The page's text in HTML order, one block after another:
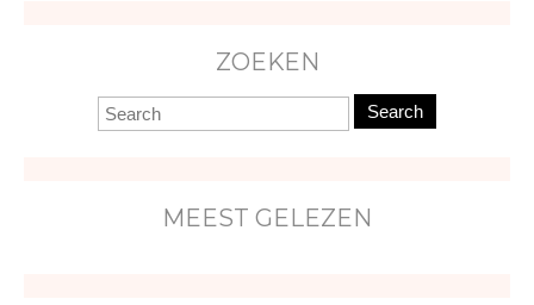
ZOEKEN
Search
MEEST GELEZEN